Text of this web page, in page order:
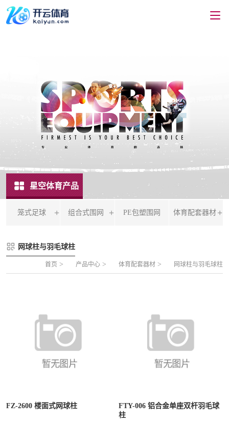
星空体育产品
笼式足球
FLZ-B 夹芯板笼式足球
FLZ-C 半格栅笼式足球
组合式围网
方管组合式围网
片装组合式围网
PE包塑围网 体育配套器材
网球柱与羽毛球柱
首页 > 产品中心 > 体育配套器材 > 网球柱与羽毛球柱
FZ-2600 楼面式网球柱
FTY-006 铝合金单座双杆羽毛球
柱